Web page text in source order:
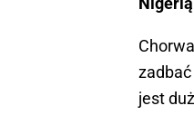
jest